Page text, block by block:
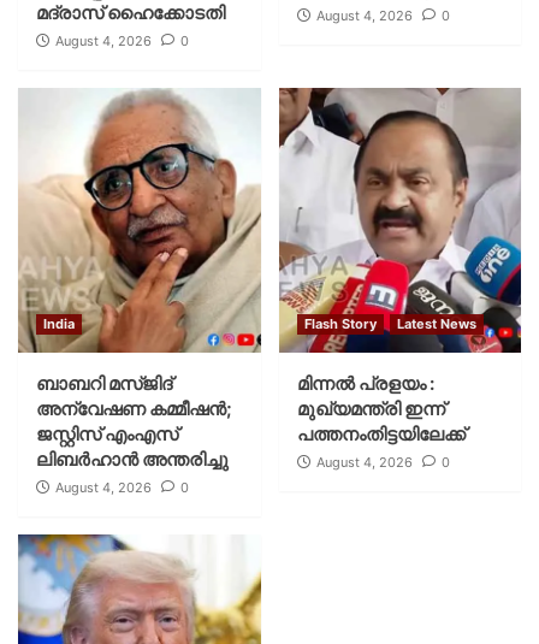
മദ്രാസ് ഹൈക്കോടതി
August 4, 2026 0
August 4, 2026 0
India
ബാബറി മസ്ജിദ്
അന്വേഷണ കമ്മീഷന്‍;
ജസ്റ്റിസ് എംഎസ്
ലിബര്‍ഹാന്‍ അന്തരിച്ചു
August 4, 2026 0
Flash Story Latest News
മിന്നല്‍ പ്രളയം :
മുഖ്യമന്ത്രി ഇന്ന്
പത്തനംതിട്ടയിലേക്ക്
August 4, 2026 0